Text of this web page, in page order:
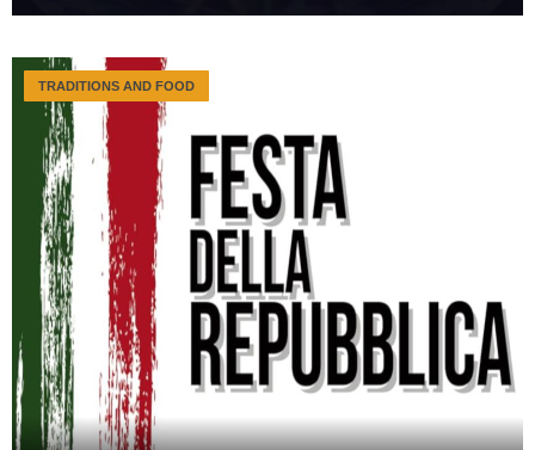
TRADITIONS AND FOOD